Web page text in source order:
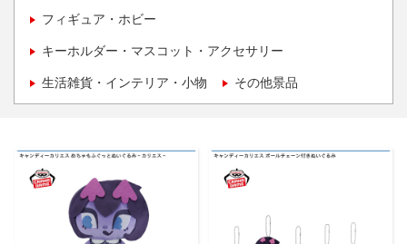
フィギュア・ホビー
キーホルダー・マスコット・アクセサリー
生活雑貨・インテリア・小物 その他景品